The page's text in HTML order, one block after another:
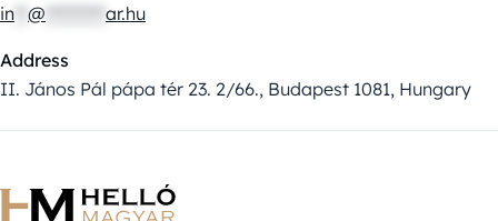
in @ ar.hu
Address
II. János Pál pápa tér 23. 2/66., Budapest 1081, Hungary